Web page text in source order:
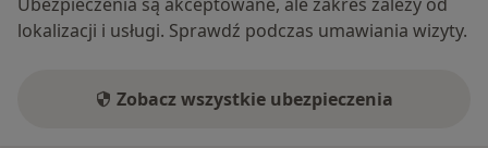
lokalizacji i usługi. Sprawdź podczas umawiania wizyty.
Zobacz wszystkie ubezpieczenia